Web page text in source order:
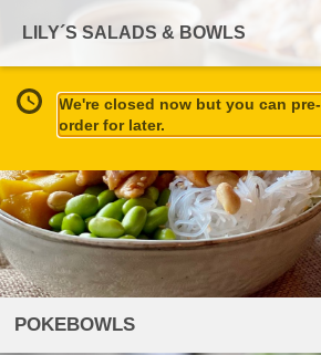
LILY´S SALADS & BOWLS
We're closed now but you can pre-
order for later.
POKEBOWLS